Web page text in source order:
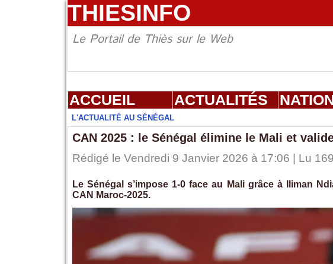
THIESINFO
Le Portail de Thiès sur le Web
ACCUEIL ACTUALITÉS
L'ACTUALITÉ AU SÉNÉGAL
CAN 2025 : le Sénégal élimine le Mali et
Rédigé le Vendredi 9 Janvier 2026 à 17:06 | Lu
Le Sénégal s’impose 1-0 face au Mali grâce à Iliman
CAN Maroc-2025.